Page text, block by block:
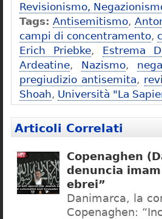
Revisionismo,
Tags: Antisemitismo,
campi di concentramento,
Erich Priebke, Estrema
Ardeatine, Nazismo,
pregiudizio antisemita,
Shoah, Università "La
Articoli Correlati
Copenaghen
denuncia
ebrei”
Danimarca, la
Copenaghen: